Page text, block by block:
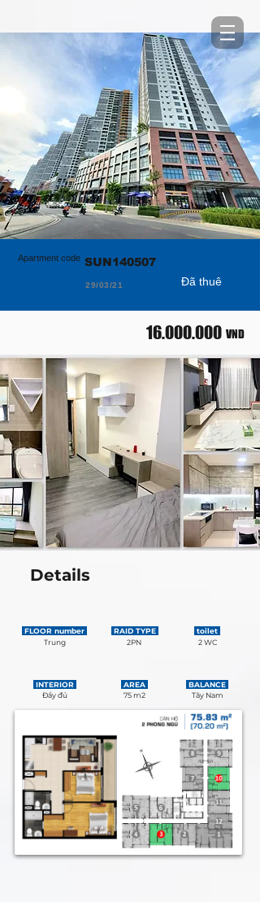
Apartment code SUN140507
29/03/21 Đã thuê
VND
16.000.000
Details
FLOOR number
Trung
RAID TYPE
2PN
toilet
2 WC
INTERIOR
Đầy đủ
AREA
75 m2
BALANCE
Tây Nam